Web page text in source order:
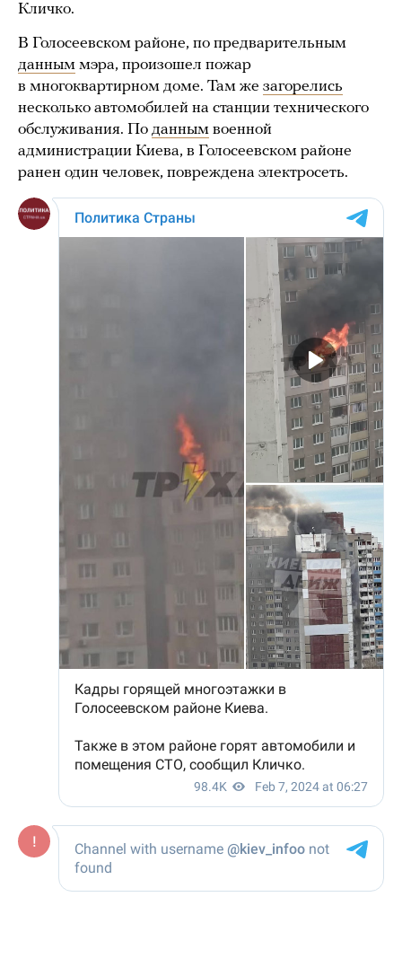
Кличко.
В Голосеевском районе, по предварительным
данным мэра, произошел пожар
в многоквартирном доме. Там же загорелись
несколько автомобилей на станции технического
обслуживания. По данным военной
администрации Киева, в Голосеевском районе
ранен один человек, повреждена электросеть.